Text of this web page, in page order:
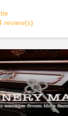
review(s)